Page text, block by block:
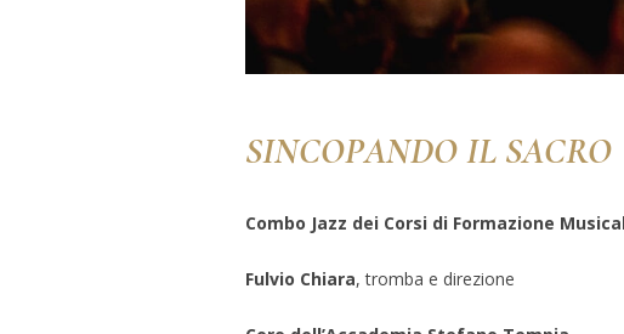
SINCOPANDO IL SACRO
Combo Jazz dei Corsi di Formazione
Fulvio Chiara, tromba e direzione